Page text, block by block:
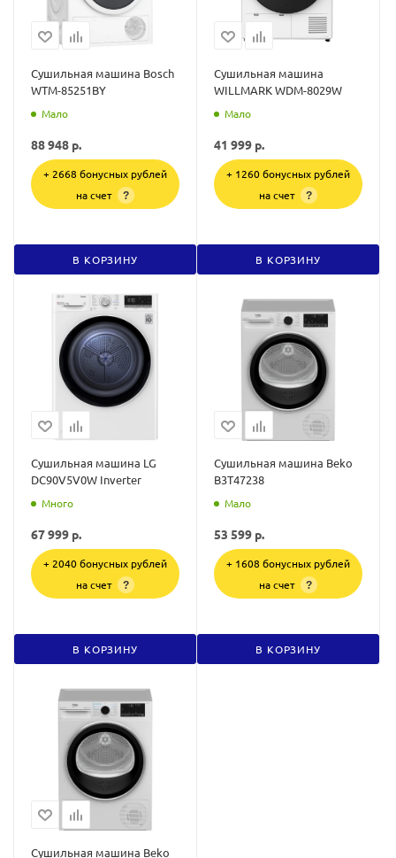
Сушильная машина Bosch
WTM-85251BY
Мало
88 948 р.
+ 2668 бонусных рублей
на счет
?
В КОРЗИНУ
Сушильная машина
WILLMARK WDM-8029W
Мало
41 999 р.
+ 1260 бонусных рублей
на счет
?
В КОРЗИНУ
Сушильная машина LG
DC90V5V0W Inverter
Много
67 999 р.
+ 2040 бонусных рублей
на счет
?
В КОРЗИНУ
Сушильная машина Beko
B3T47238
Мало
53 599 р.
+ 1608 бонусных рублей
на счет
?
В КОРЗИНУ
Сушильная машина Beko